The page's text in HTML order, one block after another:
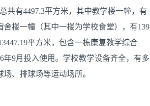
共有4497.3平方米，其中教学楼一幢，有
舍楼一幢（其中一楼为学校食堂），有139
平方米，包含一栋康复教学综合
9月投入使用。学校教学设备齐全，有多
、排球场等运动场所。